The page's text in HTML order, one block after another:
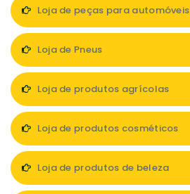
Loja de peças para automóveis
Loja de Pneus
Loja de produtos agrícolas
Loja de produtos cosméticos
Loja de produtos de beleza